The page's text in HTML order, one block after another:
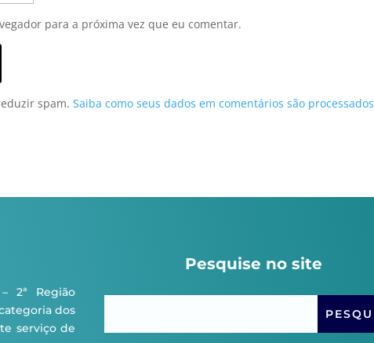
para a próxima vez que eu comentar.
spam.Saiba como seus dados em comentários são processados
2ª Região
dos
serviço de
Pesquise no site